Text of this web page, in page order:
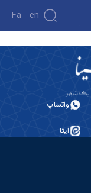
Fa En
واتساپ
ایتا